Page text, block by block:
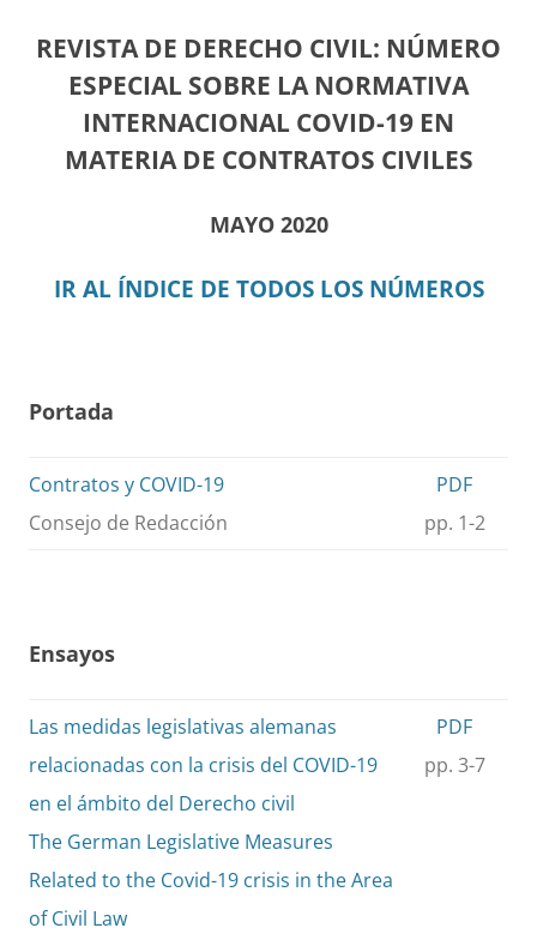
REVISTA DE DERECHO CIVIL: NÚMERO
ESPECIAL SOBRE LA NORMATIVA
INTERNACIONAL COVID-19 EN
MATERIA DE CONTRATOS CIVILES
MAYO 2020
IR AL ÍNDICE DE TODOS LOS NÚMEROS
Portada
Contratos y COVID-19
Consejo de Redacción
PDF
pp. 1-2
Ensayos
Las medidas legislativas alemanas
relacionadas con la crisis del COVID-19
en el ámbito del Derecho civil
The German Legislative Measures
Related to the Covid-19 crisis in the Area
of Civil Law
PDF
pp. 3-7